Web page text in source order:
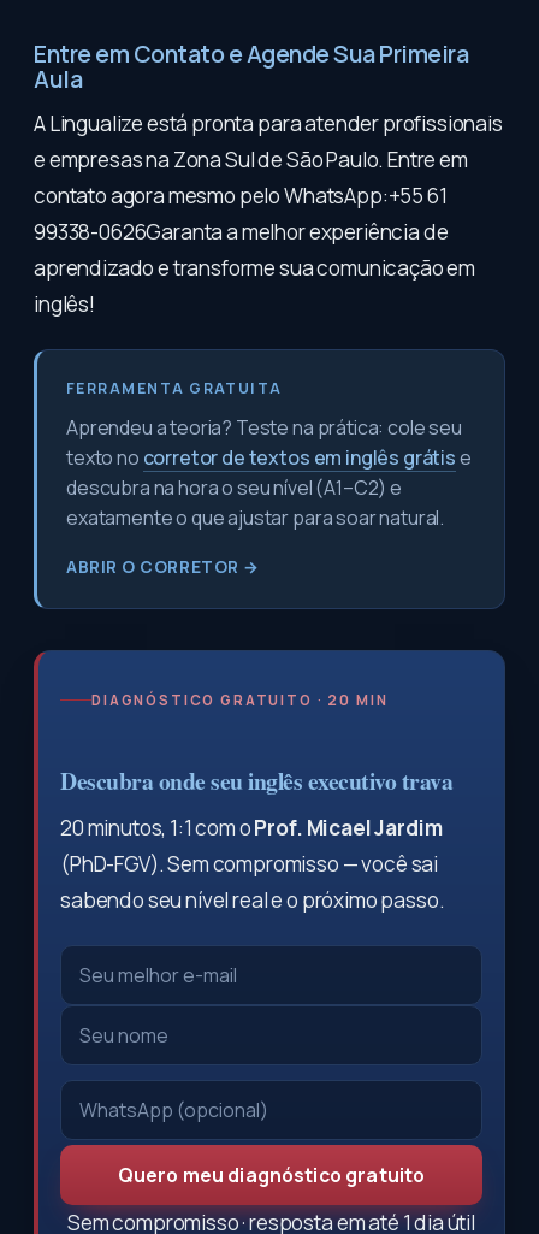
Entre em Contato e Agende Sua Primeira
Aula
A Lingualize está pronta para atender profissionais
e empresas na Zona Sul de São Paulo. Entre em
contato agora mesmo pelo WhatsApp:+55 61
99338-0626Garanta a melhor experiência de
aprendizado e transforme sua comunicação em
inglês!
FERRAMENTA GRATUITA
Aprendeu a teoria? Teste na prática: cole seu
texto no corretor de textos em inglês grátise
descubra na hora o seu nível (A1–C2) e
exatamente o que ajustar para soar natural.
ABRIR O CORRETOR →
DIAGNÓSTICO GRATUITO · 20 MIN
Descubra onde seu inglês executivo trava
20 minutos, 1:1 com oProf. Micael Jardim
(PhD-FGV). Sem compromisso — você sai
sabendo seu nível real e o próximo passo.
Quero meu diagnóstico gratuito
Sem compromisso · resposta em até 1 dia útil